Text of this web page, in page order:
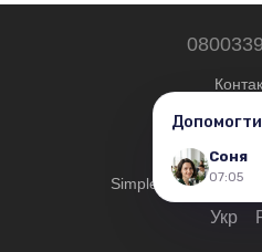
Полная
©
Simplershop — Все
Укр